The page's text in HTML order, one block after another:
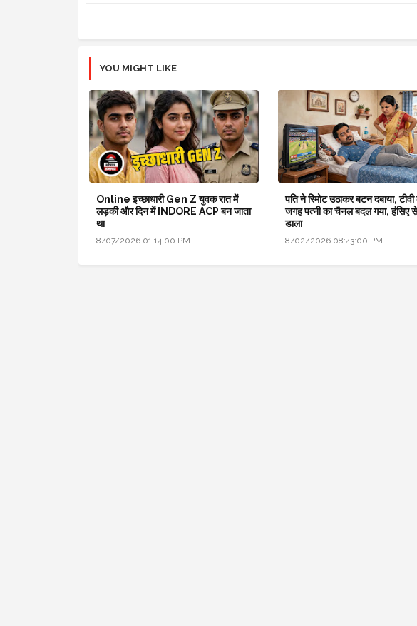
YOU MIGHT LIKE
Online इच्छाधारी Gen Z युवक रात में
लड़की और दिन में INDORE ACP बन जाता
था
8/07/2026 01:14:00 PM
पति ने रिमोट उठाकर बटन दबाया, टीवी
जगह पत्नी का चैनल बदल गया, हंसिए
डाला
8/02/2026 08:43:00 PM